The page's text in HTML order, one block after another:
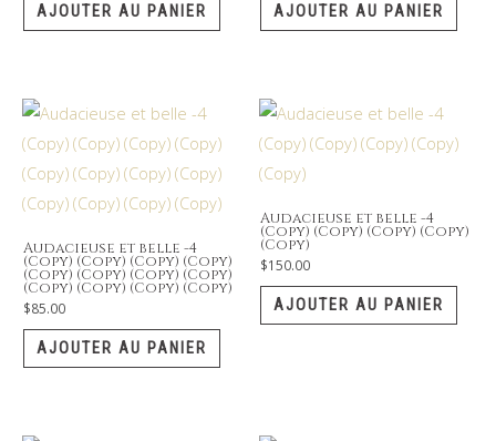
AJOUTER AU PANIER AJOUTER AU PANIER
Audacieuse et belle -4
(Copy) (Copy) (Copy) (Copy)
(Copy) (Copy) (Copy) (Copy)
(Copy) (Copy) (Copy) (Copy)
$85.00
AJOUTER AU PANIER
Audacieuse et belle -4
(Copy) (Copy) (Copy) (Copy)
(Copy)
$150.00
AJOUTER AU PANIER